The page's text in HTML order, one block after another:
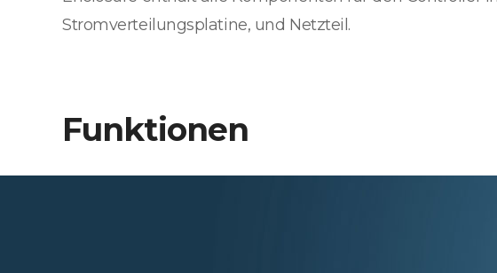
Stromverteilungsplatine, und Netzteil.
Funktionen